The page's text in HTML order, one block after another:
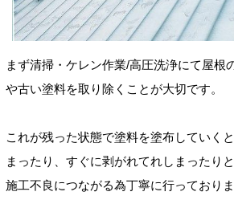
まず清掃・ケレン作業/高圧洗浄にて屋根
や古い塗料を取り除くことが大切です。
これが残った状態で塗料を塗布していく
まったり、すぐに剥がれてれしまったりと
施工不良につながる為丁寧に行っておりま